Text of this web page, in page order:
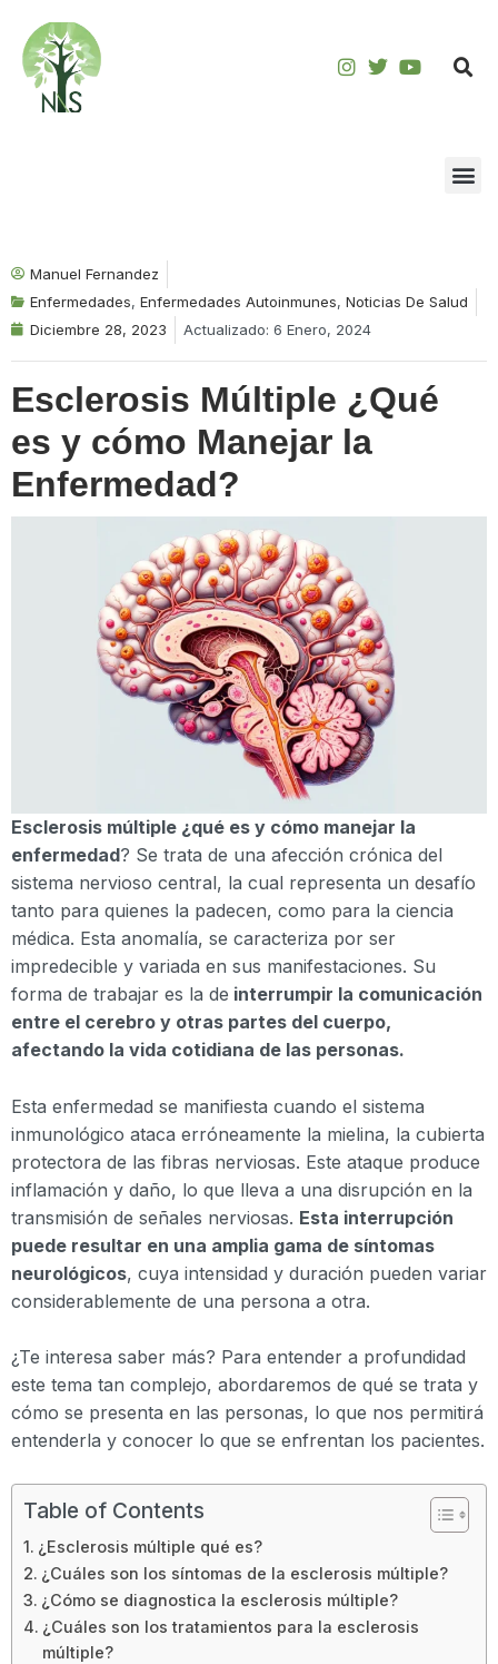
Saltar
contenido
Manuel Fernandez
Enfermedades, Enfermedades Autoinmunes, Noticias De Salud
Diciembre 28, 2023
Actualizado: 6 Enero, 2024
Esclerosis Múltiple ¿Qué
es y cómo Manejar la
Enfermedad?
Esclerosis múltiple ¿qué es y cómo manejar la
enfermedad? Se trata de una afección crónica del
sistema nervioso central, la cual representa un desafío
tanto para quienes la padecen, como para la ciencia
médica. Esta anomalía, se caracteriza por ser
impredecible y variada en sus manifestaciones. Su
forma de trabajar es la de interrumpir la comunicación
entre el cerebro y otras partes del cuerpo,
afectando la vida cotidiana de las personas.
Esta enfermedad se manifiesta cuando el sistema
inmunológico ataca erróneamente la mielina, la cubierta
protectora de las fibras nerviosas. Este ataque produce
inflamación y daño, lo que lleva a una disrupción en la
transmisión de señales nerviosas. Esta interrupción
puede resultar en una amplia gama de síntomas
neurológicos, cuya intensidad y duración pueden variar
considerablemente de una persona a otra.
¿Te interesa saber más? Para entender a profundidad
este tema tan complejo, abordaremos de qué se trata y
cómo se presenta en las personas, lo que nos permitirá
entenderla y conocer lo que se enfrentan los pacientes.
Table of Contents
¿Esclerosis múltiple qué es?
¿Cuáles son los síntomas de la esclerosis múltiple?
¿Cómo se diagnostica la esclerosis múltiple?
¿Cuáles son los tratamientos para la esclerosis
múltiple?